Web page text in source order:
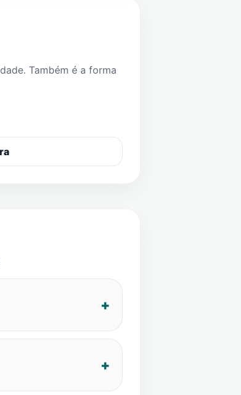
Também é a forma